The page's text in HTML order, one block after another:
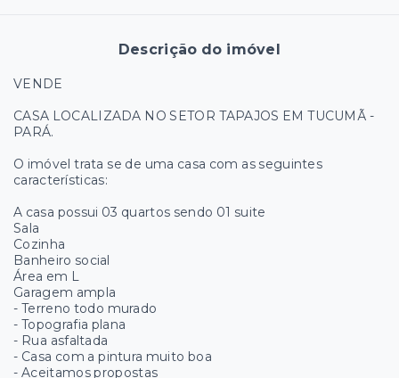
Descrição do imóvel
VENDE
CASA LOCALIZADA NO SETOR TAPAJOS EM TUCUMÃ -
PARÁ.
O imóvel trata se de uma casa com as seguintes
características:
A casa possui 03 quartos sendo 01 suite
Sala
Cozinha
Banheiro social
Área em L
Garagem ampla
- ⁠Terreno todo murado
- ⁠Topografia plana
- ⁠Rua asfaltada
- ⁠Casa com a pintura muito boa
- ⁠Aceitamos propostas